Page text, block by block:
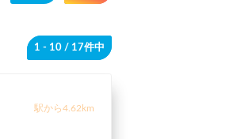
1 - 10 / 17件中
駅から4.62km